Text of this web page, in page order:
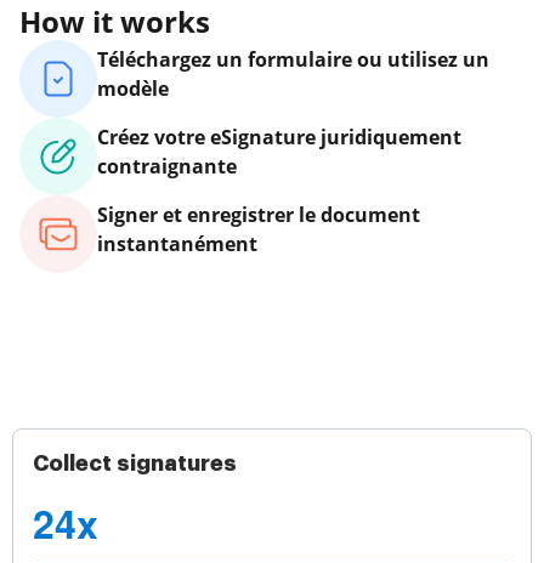
How it works
Téléchargez un formulaire ou utilisez un
modèle
Créez votre eSignature juridiquement
contraignante
Signer et enregistrer le document
instantanément
Collect signatures
24x